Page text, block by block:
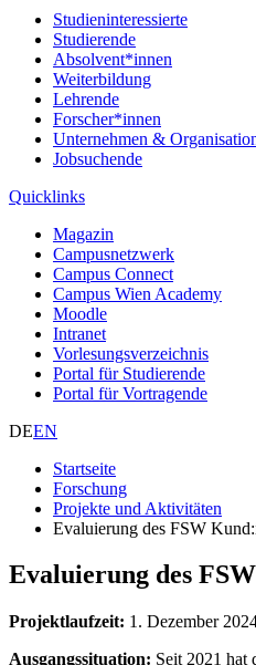
Studieninteressierte
Studierende
Absolvent*innen
Weiterbildung
Lehrende
Forscher*innen
Unternehmen &
Jobsuchende
Quicklinks
Magazin
Campusnetzwerk
Campus Connect
Campus Wien Academy
Moodle
Intranet
Vorlesungsverzeichnis
Portal für Studierende
Portal für Vortragende
DEEN
Startseite
Forschung
Projekte und Aktivitäten
Evaluierung des FSW
Evaluierung des
Projektlaufzeit: 1. Dezember
Ausgangssituation: Seit 2021 hat